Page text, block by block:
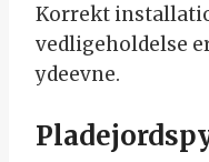
Korrekt
vedligeholdelse
ydeevne.